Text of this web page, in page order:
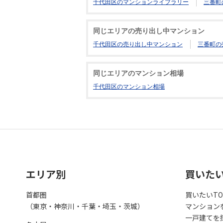
千代田区のマンションライブラリー 三番町
同じエリアの売り出し中マンション
千代田区の売り出し中マンション 三番町の
同じエリアのマンション相場
千代田区のマンション相場
エリア別
首都圏
（東京・神奈川・千葉・埼玉・茨城）
買いた
買いたい
マンション
一戸建てを